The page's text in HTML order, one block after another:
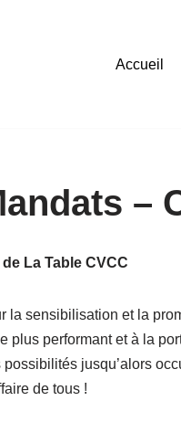
Accueil
–
La Table CVCC
la sensibilisation et la
plus performant et à la
possibilités jusqu’alors
de tous !